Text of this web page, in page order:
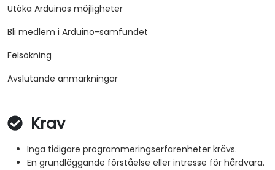
Utöka Arduinos möjligheter
Bli medlem i Arduino-samfundet
Felsökning
Avslutande anmärkningar
Krav
Inga tidigare programmeringserfarenheter krävs.
En grundläggande förståelse eller intresse för hårdvara.